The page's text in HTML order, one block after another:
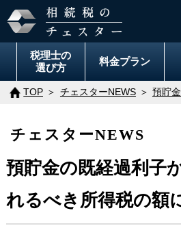
税理士の
選び方
料金プラン
TOP チェスターNEWS 預貯
チェスターNEWS
預貯金の既経過利子
れるべき所得税の額